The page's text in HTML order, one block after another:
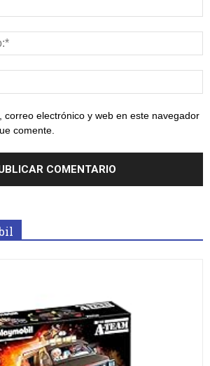
correo electrónico y web en este navegador
comente.